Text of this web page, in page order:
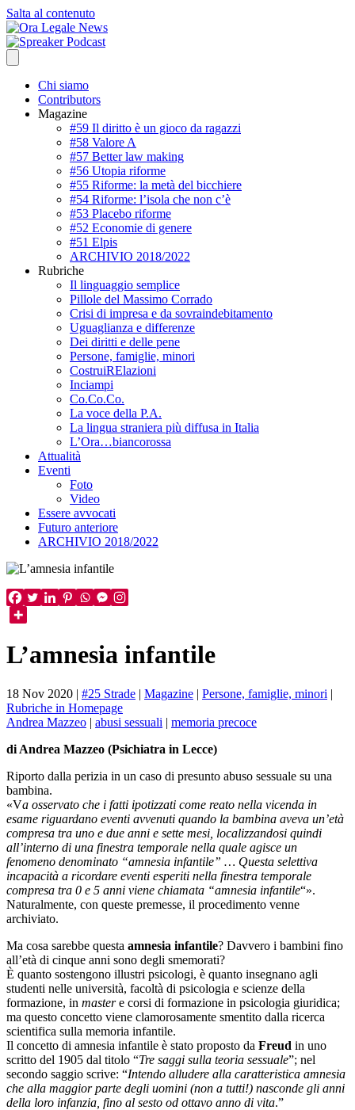
Salta al contenuto
Chi siamo
Contributors
Magazine
#59 Il diritto è un gioco da ragazzi
#58 Valore A
#57 Better law making
#56 Utopia riforme
#55 Riforme: la metà del bicchiere
#54 Riforme: l’isola che non c’è
#53 Placebo riforme
#52 Economie di genere
#51 Elpis
ARCHIVIO 2018/2022
Rubriche
Il linguaggio semplice
Pillole del Massimo Corrado
Crisi di impresa e da sovraindebitamento
Uguaglianza e differenze
Dei diritti e delle pene
Persone, famiglie, minori
CostruiRElazioni
Inciampi
Co.Co.Co.
La voce della P.A.
La lingua straniera più diffusa in Italia
L’Ora…biancorossa
Attualità
Eventi
Foto
Video
Essere avvocati
Futuro anteriore
ARCHIVIO 2018/2022
L’amnesia infantile
18 Nov 2020 | #25 Strade | Magazine | Persone, famiglie, minori |
Rubriche in Homepage
Andrea Mazzeo | abusi sessuali | memoria precoce
di Andrea Mazzeo (Psichiatra in Lecce)
Riporto dalla perizia in un caso di presunto abuso sessuale su una
bambina.
«Va osservato che i fatti ipotizzati come reato nella vicenda in
esame riguardano eventi avvenuti quando la bambina aveva un’età
compresa tra uno e due anni e sette mesi, localizzandosi quindi
all’interno di una finestra temporale nella quale agisce un
fenomeno denominato “amnesia infantile” … Questa selettiva
incapacità a ricordare eventi esperiti nella finestra temporale
compresa tra 0 e 5 anni viene chiamata “amnesia infantile“».
Naturalmente, con queste premesse, il procedimento venne
archiviato.
Ma cosa sarebbe questa amnesia infantile? Davvero i bambini fino
all’età di cinque anni sono degli smemorati?
È quanto sostengono illustri psicologi, è quanto insegnano agli
studenti nelle università, facoltà di psicologia e scienze della
formazione, in mastere corsi di formazione in psicologia giuridica;
ma questo concetto viene clamorosamente smentito dalla ricerca
scientifica sulla memoria infantile.
Il concetto di amnesia infantile è stato proposto da Freud in uno
scritto del 1905 dal titolo “Tre saggi sulla teoria sessuale”; nel
secondo saggio scrive: “Intendo alludere alla caratteristica amnesia
che alla maggior parte degli uomini (non a tutti!) nasconde gli anni
della loro infanzia, fino al sesto od ottavo anno di vita.”